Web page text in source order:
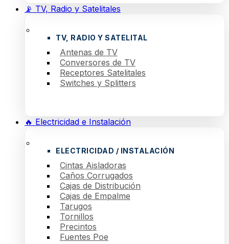
📡 TV, Radio y Satelitales
TV, RADIO Y SATELITAL
Antenas de TV
Conversores de TV
Receptores Satelitales
Switches y Splitters
🔥 Electricidad e Instalación
ELECTRICIDAD / INSTALACIÓN
Cintas Aisladoras
Caños Corrugados
Cajas de Distribución
Cajas de Empalme
Tarugos
Tornillos
Precintos
Fuentes Poe